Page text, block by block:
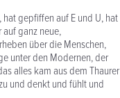
gepfiffen auf E und U, hat
ganz neue,
über die Menschen,
unter den Modernen, der
alles kam aus dem Thaurer
und denkt und fühlt und